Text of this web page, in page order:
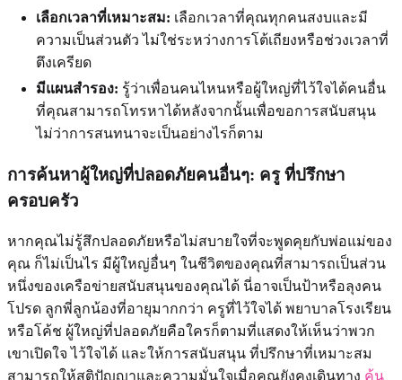
เลือกเวลาที่เหมาะสม: เลือกเวลาที่คุณทุกคนสงบและมี
ความเป็นส่วนตัว ไม่ใช่ระหว่างการโต้เถียงหรือช่วงเวลาที่
ตึงเครียด
มีแผนสำรอง: รู้ว่าเพื่อนคนไหนหรือผู้ใหญ่ที่ไว้ใจได้คนอื่น
ที่คุณสามารถโทรหาได้หลังจากนั้นเพื่อขอการสนับสนุน
ไม่ว่าการสนทนาจะเป็นอย่างไรก็ตาม
การค้นหาผู้ใหญ่ที่ปลอดภัยคนอื่นๆ: ครู ที่ปรึกษา
ครอบครัว
หากคุณไม่รู้สึกปลอดภัยหรือไม่สบายใจที่จะพูดคุยกับพ่อแม่ของ
คุณ ก็ไม่เป็นไร มีผู้ใหญ่อื่นๆ ในชีวิตของคุณที่สามารถเป็นส่วน
หนึ่งของเครือข่ายสนับสนุนของคุณได้ นี่อาจเป็นป้าหรือลุงคน
โปรด ลูกพี่ลูกน้องที่อายุมากกว่า ครูที่ไว้ใจได้ พยาบาลโรงเรียน
หรือโค้ช ผู้ใหญ่ที่ปลอดภัยคือใครก็ตามที่แสดงให้เห็นว่าพวก
เขาเปิดใจ ไว้ใจได้ และให้การสนับสนุน ที่ปรึกษาที่เหมาะสม
สามารถให้สติปัญญาและความมั่นใจเมื่อคุณยังคงเดินทาง ค้น